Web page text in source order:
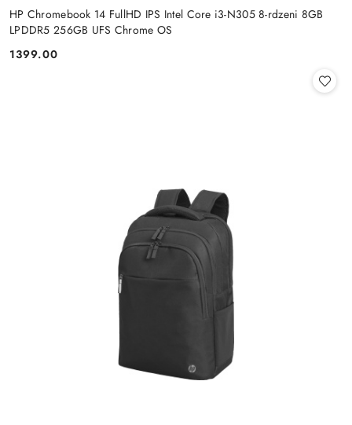
HP Chromebook 14 FullHD IPS Intel Core i3-N305 8-rdzeni 8GB
LPDDR5 256GB UFS Chrome OS
Cena:
1399.00